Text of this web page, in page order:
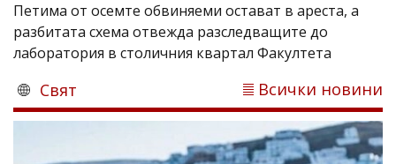
Петима от осемте обвиняеми остават в ареста, а
разбитата схема отвежда разследващите до
лаборатория в столичния квартал Факултета
Свят Всички новини